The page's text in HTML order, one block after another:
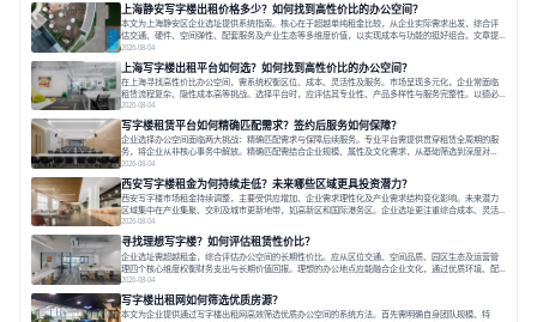
上海静安写字楼出租价格多少？如何找到高性价比的办公空间？
本文为上海静安区企业选址提供系统指南。核心在于超越单纯租金比较，从企业实际需求出发，综合评
估交通、硬件、空间弹性、配套服务及产业生态等多维度价值，以实现成本与功能的挺好组合。文章提
出打破固定工位思维，采用精装灵活空间与共享配套以提升性价比，并通过不同规模企业的实际案例加
以说明。之后指出，专业运营服务商提供的稳定环境、社群活动与产业集聚等增值服务，是很大化空间
价值、助力企业成长的关键。对于许多在
2026-08-04
上海写字楼出租平台如何选？如何找到高性价比的办公空间？
在上海寻找高性价比办公空间，需系统权衡区位、成本、灵活性及服务。市场呈现多元化，企业常面临
租赁流程复杂、隐性成本高等挑战。选择平台时，应评估其专业性、产品多样性与服务完整性。以德必
为例，其提供从空间到生态的解决方案，通过特色园区、灵活产品和丰富配套，满足不同企业需求。企
业应明确自身需求，实地考察，选择能支持长期发展、提升竞争力的办公空间。在上海寻找合适的办公
空间，对于企业行政负责人、中小企业主
2026-08-04
写字楼租赁平台如何精确匹配需求？签约后服务如何保障？
企业选择办公空间面临两大挑战：精确匹配需求与保障后续服务。专业平台需提供贯穿租赁全周期的服
务，将企业从非核心事务中解放。精确匹配需结合企业规模、属性及文化需求，从基础筛选到深度对
接；签约后则需构建覆盖硬件运维、共享配套及专业物业的全周期保障体系。德必集团通过标准化服务
与个性化运营结合，以全国布局和产业生态圈为企业提供稳定支持，体现了从信息撮合到深度服务的能
力转变。在为企业寻找办公空间的过程中，
2026-08-04
西安写字楼租金为何持续走低？未来哪些区域更具投资潜力？
西安写字楼市场租金持续调整，主要受供应增加、企业需求理性化及产业需求结构变化影响。未来潜力
区域集中在产业集聚、交利及城市更新地带，如高新区和国际港务区。企业选址更注重综合成本、灵活
性与员工体验，倾向于提供全包式服务的办公空间。专业运营方通过空间优化与社群服务，助力企业成
长，推动市场向多元化、高性价比方向发展。近年来，西安写字楼市场呈现出租金持续调整的态势，这
一现象引发了的广泛关注。作为西部重要
2026-08-04
寻找理想写字楼？如何评估租赁性价比？
企业选址需超越租金，综合评估办公空间的长期性价比。应从区位交通、空间品质、园区生态及运营管
理四个核心维度权衡财务支出与长期价值回报。理想的办公地点应能融合企业文化，通过优质环境、配
套服务及社群资源赋能业务增长，实现成本与价值的平衡。对于许多正在成长或寻求稳定发展的企业而
言，寻找一处合适的办公空间是一项至关重要的决策。这不仅关系到团队的日常工作效率与协作氛围，
更直接影响着企业的品牌形象、运营成本
2026-08-04
写字楼出租网如何筛选优质房源？
本文为企业提供通过写字楼出租网高效筛选优质办公空间的系统方法。首先需明确自身团队规模、特